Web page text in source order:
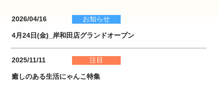
2026/04/16 お知らせ
4月24日(金)_岸和田店グランドオープン
2025/11/11 注目
癒しのある生活にゃんこ特集